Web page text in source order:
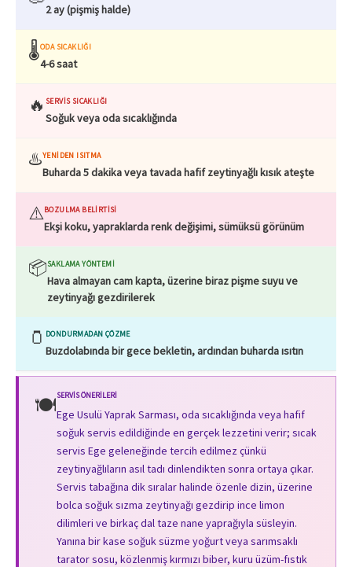
2 ay (pişmiş halde)
🌡️ODA SICAKLIĞI
4-6 saat
🔥 SERVIS SICAKLIĞI
Soğuk veya oda sıcaklığında
♨️YENIDEN ISITMA
Buharda 5 dakika veya tavada hafif zeytinyağlı kısık ateşte
⚠️BOZULMA BELIRTISI
Ekşi koku, yapraklarda renk değişimi, sümüksü görünüm
📦SAKLAMA YÖNTEMI
Hava almayan cam kapta, üzerine biraz pişme suyu ve
zeytinyağı gezdirilerek
🫙 DONDURMADAN ÇÖZME
Buzdolabında bir gece bekletin, ardından buharda ısıtın
🍽️SERVIS ÖNERILERI
Ege Usulü Yaprak Sarması, oda sıcaklığında veya hafif
soğuk servis edildiğinde en gerçek lezzetini verir; sıcak
servis Ege geleneğinde tercih edilmez çünkü
zeytinyağlıların asıl tadı dinlendikten sonra ortaya çıkar.
Servis tabağına dik sıralar halinde özenle dizin, üzerine
bolca soğuk sızma zeytinyağı gezdirip ince limon
dilimleri ve birkaç dal taze nane yaprağıyla süsleyin.
Yanına bir kase soğuk süzme yoğurt veya sarımsaklı
tarator sosu, közlenmiş kırmızı biber, kuru üzüm-fıstık